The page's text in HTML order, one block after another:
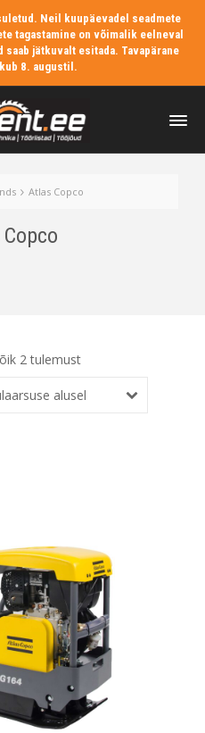
Neil kuupäevadel seadmete
tagastamine on võimalik eelneval
jätkuvalt esitada. Tavapärane
8. augustil.
Atlas Copco
2 tulemust
alusel